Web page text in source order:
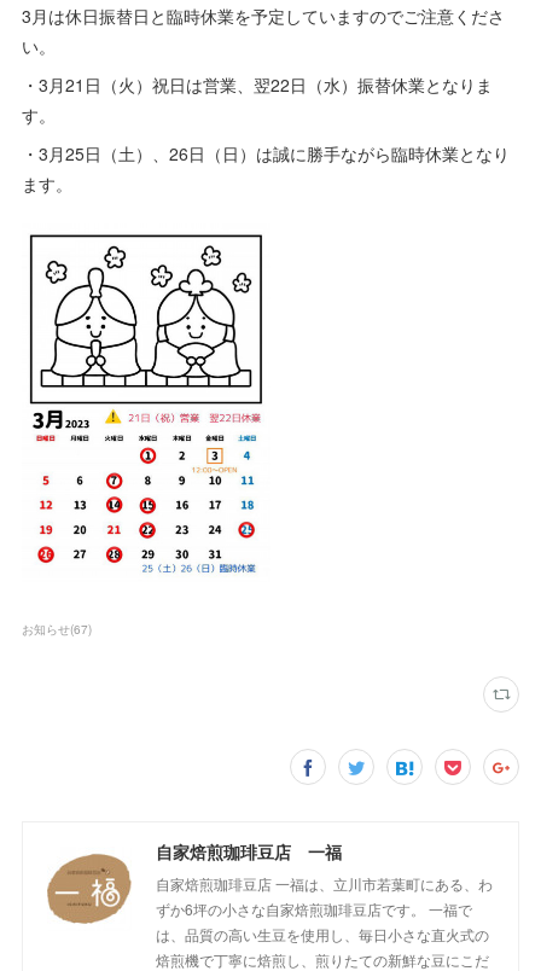
3月は休日振替日と臨時休業を予定していますのでご注意くださ
い。
・3月21日（火）祝日は営業、翌22日（水）振替休業となりま
す。
・3月25日（土）、26日（日）は誠に勝手ながら臨時休業となり
ます。
お知らせ(67)
自家焙煎珈琲豆店 一福
自家焙煎珈琲豆店 一福は、立川市若葉町にある、わ
ずか6坪の小さな自家焙煎珈琲豆店です。 一福で
は、品質の高い生豆を使用し、毎日小さな直火式の
焙煎機で丁寧に焙煎し、煎りたての新鮮な豆にこだ